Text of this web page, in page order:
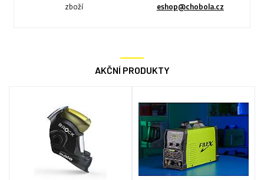
zboží
eshop@chobola.cz
AKČNÍ PRODUKTY